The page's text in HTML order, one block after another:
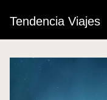
Tendencia Viajes